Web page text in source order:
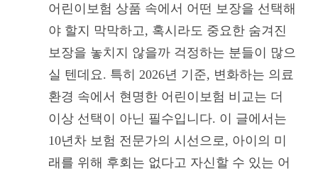
어린이보험 상품 속에서 어떤 보장을 선택해
야 할지 막막하고, 혹시라도 중요한 숨겨진
보장을 놓치지 않을까 걱정하는 분들이 많으
실 텐데요. 특히 2026년 기준, 변화하는 의료
환경 속에서 현명한 어린이보험 비교는 더
이상 선택이 아닌 필수입니다. 이 글에서는
10년차 보험 전문가의 시선으로, 아이의 미
래를 위해 후회는 없다고 자신할 수 있는 어